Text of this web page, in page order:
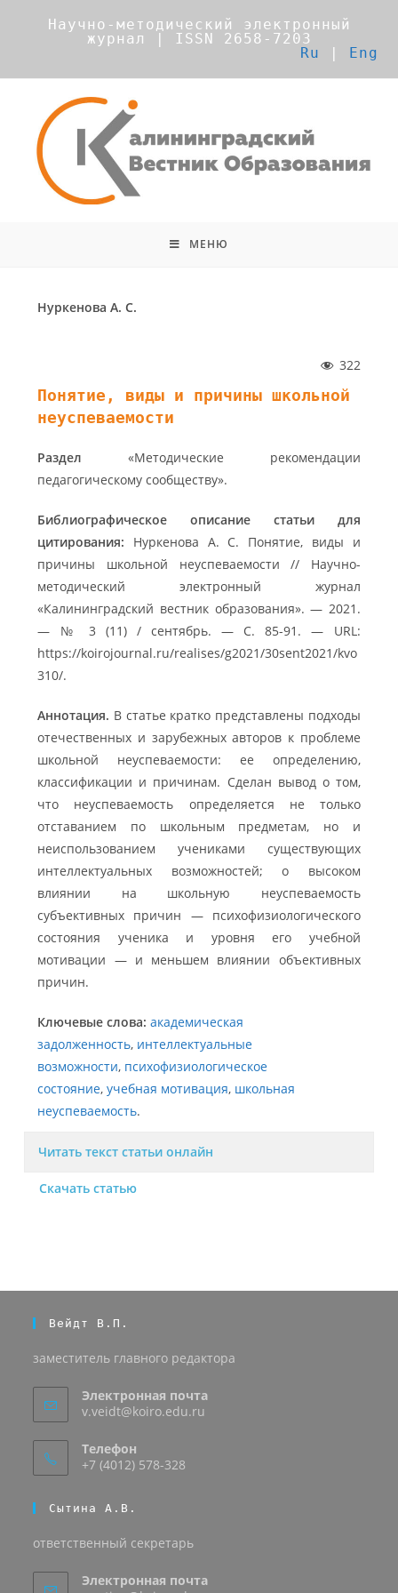
Научно-методический электронный
журнал | ISSN 2658-7203
Ru | Eng
МЕНЮ
Нуркенова А. С.
322
Понятие, виды и причины школьной
неуспеваемости
Раздел «Методические рекомендации
педагогическому сообществу».
Библиографическое описание статьи для
цитирования: Нуркенова А. С. Понятие, виды и
причины школьной неуспеваемости // Научно-
методический электронный журнал
«Калининградский вестник образования». — 2021.
— № 3 (11) / сентябрь. — С. 85-91. — URL:
https://koirojournal.ru/realises/g2021/30sent2021/kvo
310/.
Аннотация. В статье кратко представлены подходы
отечественных и зарубежных авторов к проблеме
школьной неуспеваемости: ее определению,
классификации и причинам. Сделан вывод о том,
что неуспеваемость определяется не только
отставанием по школьным предметам, но и
неиспользованием учениками существующих
интеллектуальных возможностей; о высоком
влиянии на школьную неуспеваемость
субъективных причин — психофизиологического
состояния ученика и уровня его учебной
мотивации — и меньшем влиянии объективных
причин.
Ключевые слова:академическая
задолженность, интеллектуальные
возможности, психофизиологическое
состояние,учебная мотивация, школьная
неуспеваемость.
Читать текст статьи онлайн
Скачать статью
Вейдт В.П.
заместитель главного редактора
Электронная почта
v.veidt@koiro.edu.ru
Телефон
+7 (4012) 578-328
Сытина А.В.
ответственный секретарь
Электронная почта